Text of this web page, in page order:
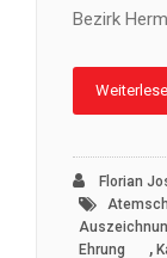
Bezirk
Florian
Ehrung ,